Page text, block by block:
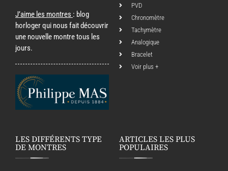
J’aime les montres : blog
horloger qui nous fait découvrir
une nouvelle montre tous les
jours.
PVD
Chronomètre
Tachymètre
Analogique
Bracelet
Voir plus +
LES DIFFÉRENTS TYPE
DE MONTRES
ARTICLES LES PLUS
POPULAIRES